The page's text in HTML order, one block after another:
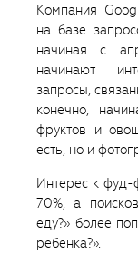
Компания
на базе
начиная с
начинают
запросы,
конечно,
фруктов и
есть, но и
Интерес к
70%, а
еду?» более
ребенка?».